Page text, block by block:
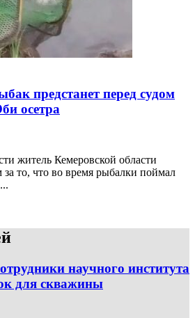
предстанет перед судом
осетра
житель Кемеровской области
за то, что во время рыбалки поймал
научного института
для скважины